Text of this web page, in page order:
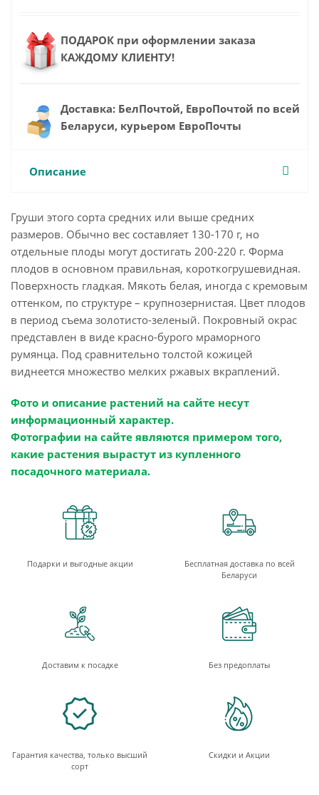
ПОДАРОК при оформлении заказа
КАЖДОМУ КЛИЕНТУ!
Доставка: БелПочтой, ЕвроПочтой по всей
Беларуси, курьером ЕвроПочты
Описание
Груши этого сорта средних или выше средних
размеров. Обычно вес составляет 130-170 г, но
отдельные плоды могут достигать 200-220 г. Форма
плодов в основном правильная, короткогрушевидная.
Поверхность гладкая. Мякоть белая, иногда с кремовым
оттенком, по структуре – крупнозернистая. Цвет плодов
в период съема золотисто-зеленый. Покровный окрас
представлен в виде красно-бурого мраморного
румянца. Под сравнительно толстой кожицей
виднеется множество мелких ржавых вкраплений.
Фото и описание растений на сайте несут
информационный характер.
Фотографии на сайте являются примером того,
какие растения вырастут из купленного
посадочного материала.
Подарки и выгодные акции
Бесплатная доставка по всей
Беларуси
Доставим к посадке Без предоплаты
Гарантия качества, только высший
сорт
Скидки и Акции